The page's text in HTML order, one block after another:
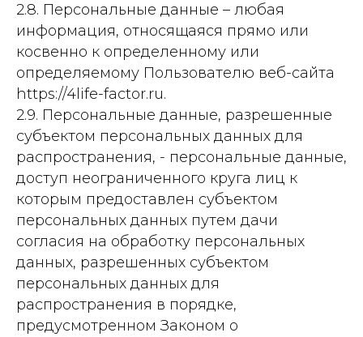
2.8. Персональные данные – любая
информация, относящаяся прямо или
косвенно к определенному или
определяемому Пользователю веб-сайта
https://4life-factor.ru.
2.9. Персональные данные, разрешенные
субъектом персональных данных для
распространения, - персональные данные,
доступ неограниченного круга лиц к
которым предоставлен субъектом
персональных данных путем дачи
согласия на обработку персональных
данных, разрешенных субъектом
персональных данных для
распространения в порядке,
предусмотренном Законом о